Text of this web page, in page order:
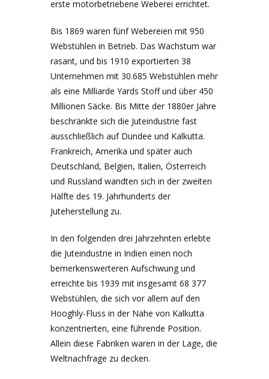
erste motorbetriebene Weberei errichtet.
Bis 1869 waren fünf Webereien mit 950
Webstühlen in Betrieb. Das Wachstum war
rasant, und bis 1910 exportierten 38
Unternehmen mit 30.685 Webstühlen mehr
als eine Milliarde Yards Stoff und über 450
Millionen Säcke. Bis Mitte der 1880er Jahre
beschränkte sich die Juteindustrie fast
ausschließlich auf Dundee und Kalkutta.
Frankreich, Amerika und später auch
Deutschland, Belgien, Italien, Österreich
und Russland wandten sich in der zweiten
Hälfte des 19. Jahrhunderts der
Juteherstellung zu.
In den folgenden drei Jahrzehnten erlebte
die Juteindustrie in Indien einen noch
bemerkenswerteren Aufschwung und
erreichte bis 1939 mit insgesamt 68 377
Webstühlen, die sich vor allem auf den
Hooghly-Fluss in der Nähe von Kalkutta
konzentrierten, eine führende Position.
Allein diese Fabriken waren in der Lage, die
Weltnachfrage zu decken.